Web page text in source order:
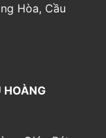
Hòa, Cầu
HOÀNG